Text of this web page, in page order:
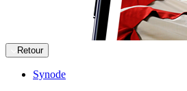
Retour
Synode